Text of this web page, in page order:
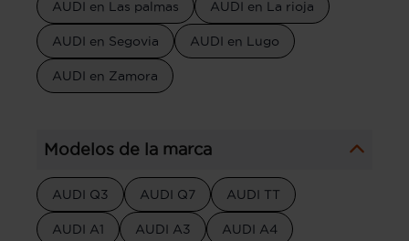
AUDI en Las palmas AUDI en La rioja
AUDI en Segovia AUDI en Lugo
AUDI en Zamora
Modelos de la marca
AUDI Q3 AUDI Q7 AUDI TT
AUDI A1 AUDI A3 AUDI A4